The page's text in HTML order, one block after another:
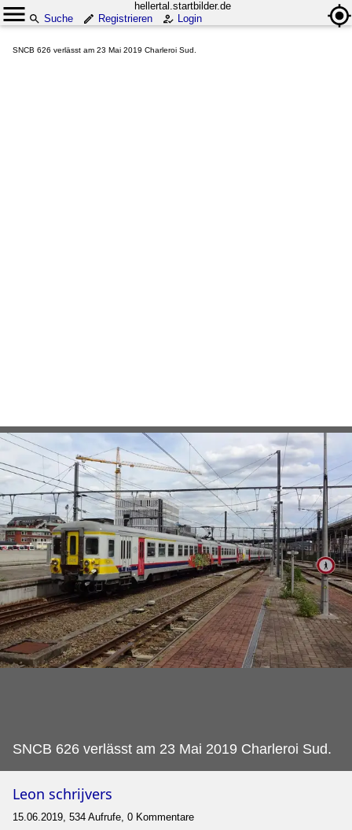
hellertal.startbilder.de
Suche
Registrieren Login
SNCB 626 verlässt am 23 Mai 2019 Charleroi Sud.
SNCB 626 verlässt am 23 Mai 2019 Charleroi Sud.
Leon schrijvers
15.06.2019, 534 Aufrufe, 0 Kommentare